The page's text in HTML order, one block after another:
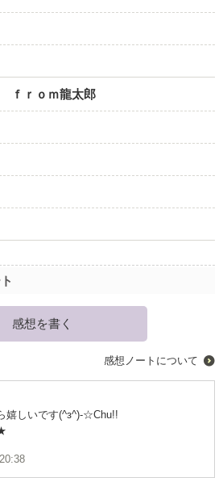
ｆｒｏｍ龍太郎
感想を書く
感想ノートについて
嬉しいです(^з^)-☆Chu!!